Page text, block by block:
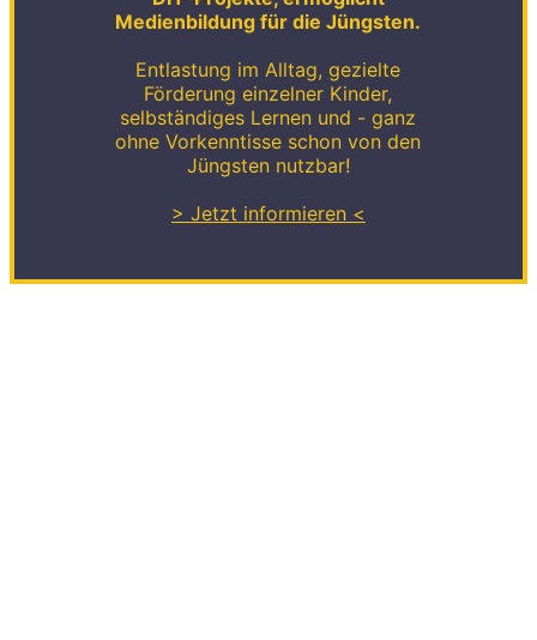
Medienbildung für die Jüngsten.
Entlastung im Alltag, gezielte
Förderung einzelner Kinder,
selbständiges Lernen und - ganz
ohne Vorkenntisse schon von den
Jüngsten nutzbar!
> Jetzt informieren <